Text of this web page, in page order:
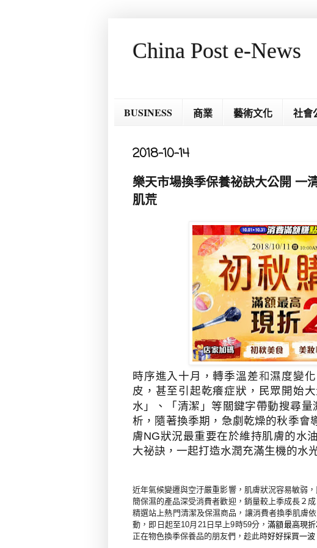
China Post e-News
BUSINESS 商業 藝術文化 社會
2018-10-14
樂天市場換季保養祕訣大公開 一
肌荒
時序進入十月，轉季溫差和濕度變化
皮，甚至引起乾癢症狀，民眾開始
水」、「清潔」等關鍵字帶動搜尋量
析，隨著換季期，急劇乾燥的秋季會
膚NG狀況最重要在於維持肌膚的水
大祕訣，一起打造水潤充滿生機的水
近年氣候變遷與空汙嚴重影響，肌膚狀況容易敏弱
簡保濕的產品深受消費者歡迎，銷量較上季成長２
精選站上熱門清潔及保濕商品，讓消費者換季肌膚
動，即日起至10月 21 日早上9 時59分，滿額最高現折
正在物色換季保養品的朋友們，趁此時好好採買一波